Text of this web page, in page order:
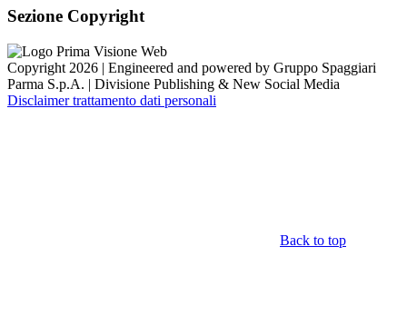
Sezione Copyright
Copyright 2026 | Engineered and powered by Gruppo Spaggiari
Parma S.p.A. | Divisione Publishing & New Social Media
Disclaimer trattamento dati personali
Back to top